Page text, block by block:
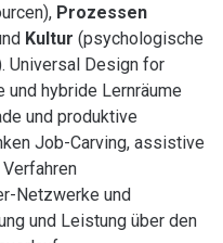
Prozessen
Kultur (psychologische
Universal Design for
hybride Lernräume
und produktive
Job-Carving, assistive
Netzwerke und
und Leistung über den